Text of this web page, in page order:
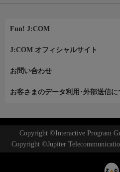
Fun! J:COM
J:COM オフィシャルサイト
お問い合わせ
お客さまのデータ利用･外部送信に
Copyright ©Interactive Program
Copyright ©Jupiter